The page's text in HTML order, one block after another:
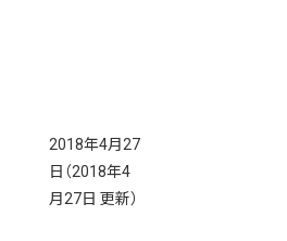
2018年4月27
日 （2018年4
月27日 更新）